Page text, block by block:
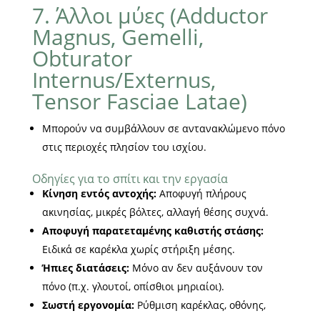
7. Άλλοι μύες (Adductor
Magnus, Gemelli,
Obturator
Internus/Externus,
Tensor Fasciae Latae)
Μπορούν να συμβάλλουν σε αντανακλώμενο πόνο
στις περιοχές πλησίον του ισχίου.
Οδηγίες για το σπίτι και την εργασία
Κίνηση εντός αντοχής:Αποφυγή πλήρους
ακινησίας, μικρές βόλτες, αλλαγή θέσης συχνά.
Αποφυγή παρατεταμένης καθιστής στάσης:
Ειδικά σε καρέκλα χωρίς στήριξη μέσης.
Ήπιες διατάσεις:Μόνο αν δεν αυξάνουν τον
πόνο (π.χ. γλουτοί, οπίσθιοι μηριαίοι).
Σωστή εργονομία:Ρύθμιση καρέκλας, οθόνης,